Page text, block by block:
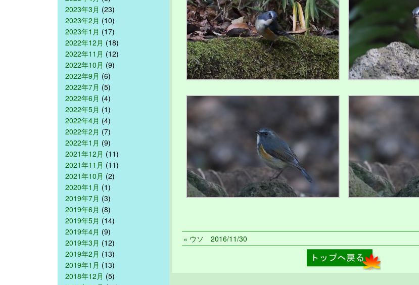
2023年3月 (23)
2023年2月 (10)
2023年1月 (17)
2022年12月 (18)
2022年11月 (12)
2022年10月 (9)
2022年9月 (6)
2022年7月 (5)
2022年6月 (4)
2022年5月 (1)
2022年4月 (4)
2022年2月 (7)
2022年1月 (9)
2021年12月 (11)
2021年11月 (11)
2021年10月 (2)
2020年1月 (1)
2019年7月 (3)
2019年6月 (8)
2019年5月 (14)
2019年4月 (9)
2019年3月 (12)
2019年2月 (13)
2019年1月 (13)
2018年12月 (5)
« ウソ 2016/11/30